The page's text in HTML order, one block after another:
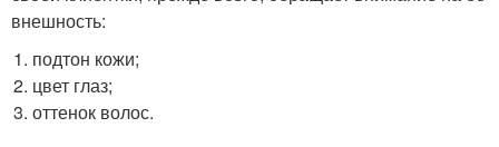
внешность:
подтон кожи;
цвет глаз;
оттенок волос.